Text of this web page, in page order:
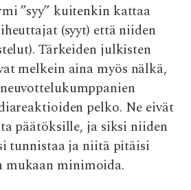
”syy” kuitenkin kattaa
(syyt) että niiden
Tärkeiden julkisten
melkein aina myös nälkä,
pelko. Ne eivät
päätöksille, ja siksi niiden
tunnistaa ja niitä pitäisi
mukaan minimoida.